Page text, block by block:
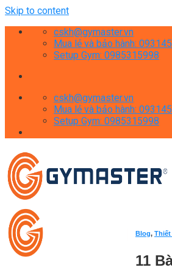
Skip to content
cskh@gymaster.vn
Mua lẻ và bảo hành:
Setup Gym: 0985315998
cskh@gymaster.vn
Mua lẻ và bảo hành:
Setup Gym: 0985315998
Blog, Thiết
11